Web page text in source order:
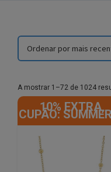
A mostrar 1–72 de 1024
10% EXTRA,
CUPÃO: